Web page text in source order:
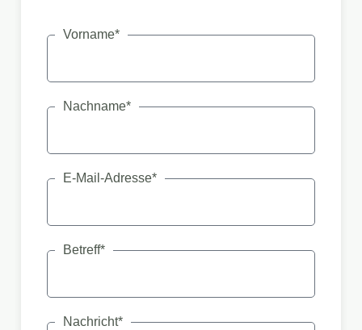
Vorname*
Nachname*
E-Mail-Adresse*
Betreff*
Nachricht*